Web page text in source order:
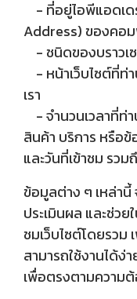
- ที่อยู่ไอพีแอดเด
Address) ของคอ
- ชนิดของบราวเ
- หน้าเว็บไซต์ที่ท่
เรา
- จำนวนเวลาที่ท่
สินค้า บริการ หรือข้
และวันที่เข้าชม รว
ข้อมูลต่าง ๆ เหล่านี้
ประเมินผล และช่ว
ชมเว็บไซต์โดยรว
สามารถใช้งานได้ง่
เพื่อตรงตามความ